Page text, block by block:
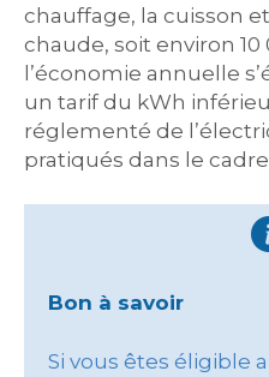
chauffage, la cuisson
chaude, soit environ 10
l’économie annuelle
un tarif du kWh
réglementé de
pratiqués dans le
Bon à savoir
Si vous êtes éligible